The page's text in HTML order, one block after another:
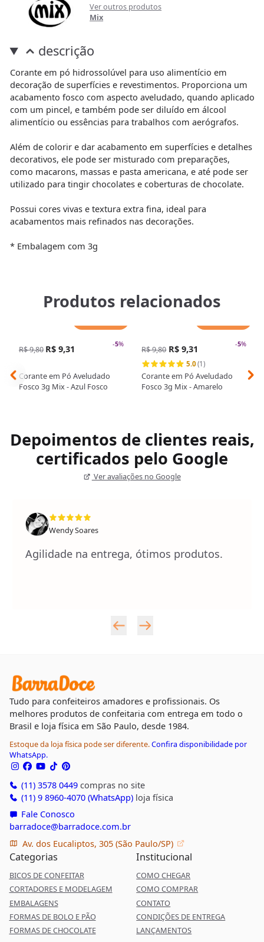
Ver outros produtos
Mix
descrição
Corante em pó hidrossolúvel para uso alimentício em
decoração de superfícies e revestimentos. Proporciona um
acabamento fosco com aspecto aveludado, quando aplicado
com um pincel, e também pode ser diluído em álcool
alimentício ou essências para trabalhos com aerógrafos.
Além de colorir e dar acabamento em superfícies e detalhes
decorativos, ele pode ser misturado com preparações,
como macarons, massas e pasta americana, e até pode ser
utilizado para tingir chocolates e coberturas de chocolate.
Possui cores vivas e textura extra fina, ideal para
acabamentos mais refinados nas decorações.
* Embalagem com 3g
Produtos relacionados
-5%
R$ 9,80 R$ 9,31
Corante em Pó Aveludado
Fosco 3g Mix - Azul Fosco
-5%
R$ 9,80 R$ 9,31
5.0(1)
Corante em Pó Aveludado
Fosco 3g Mix - Amarelo
Depoimentos de clientes reais,
certificados pelo Google
Ver avaliações no Google
Wendy Soares
Agilidade na entrega, ótimos produtos.
Tudo para confeiteiros amadores e profissionais. Os
melhores produtos de confeitaria com entrega em todo o
Brasil e loja física em São Paulo, desde 1984.
Estoque da loja física pode ser diferente.Confira disponibilidade por
WhatsApp.
(11) 3578 0449compras no site
(11) 9 8960-4070 (WhatsApp)loja física
Fale Conosco
barradoce@barradoce.com.br
Av. dos Eucaliptos, 305 (São Paulo/SP)
Categorias
BICOS DE CONFEITAR
CORTADORES E MODELAGEM
EMBALAGENS
FORMAS DE BOLO E PÃO
FORMAS DE CHOCOLATE
Institucional
COMO CHEGAR
COMO COMPRAR
CONTATO
CONDIÇÕES DE ENTREGA
LANÇAMENTOS